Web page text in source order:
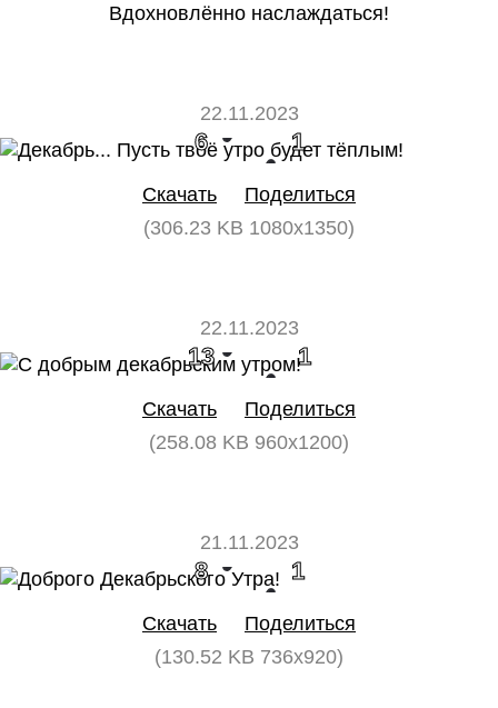
Вдохновлённо наслаждаться!
22.11.2023
6 1
Скачать
Поделиться
(306.23 KB 1080x1350)
22.11.2023
13 1
Скачать
Поделиться
(258.08 KB 960x1200)
21.11.2023
8 1
Скачать
Поделиться
(130.52 KB 736x920)